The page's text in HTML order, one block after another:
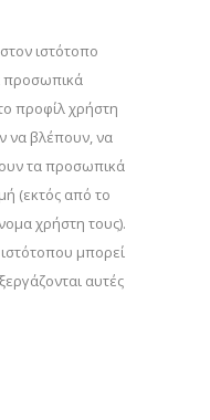
ιστότοπο
προσωπικά
προφίλ χρήστη
να βλέπουν, να
τα προσωπικά
(εκτός από το
χρήστη τους).
μπορεί
αυτές